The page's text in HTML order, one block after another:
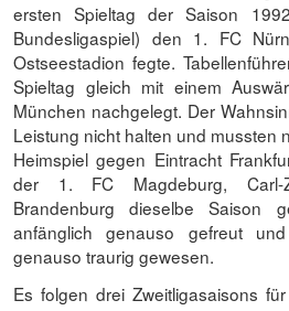
ersten Spieltag der Saison
Bundesligaspiel) den 1. FC
Ostseestadion fegte.
Spieltag gleich mit einem
München nachgelegt. Der
Leistung nicht halten und mussten
Heimspiel gegen Eintracht
der 1. FC Magdeburg, Carl-
Brandenburg dieselbe Saison
anfänglich genauso gefreut
genauso traurig gewesen.
Es folgen drei Zweitligasaisons